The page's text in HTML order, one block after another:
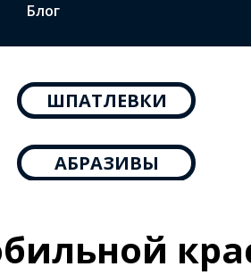
Блог
ШПАТЛЕВКИ
АБРАЗИВЫ